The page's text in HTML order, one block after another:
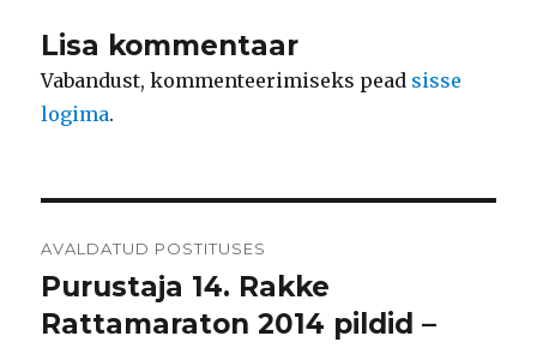
Lisa kommentaar
Vabandust, kommenteerimiseks pead sisse
logima.
AVALDATUD POSTITUSES
Purustaja 14. Rakke
Rattamaraton 2014 pildid –